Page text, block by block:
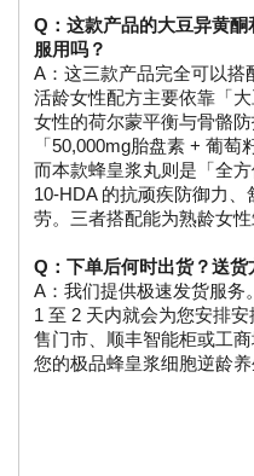
Q：这款产品的大豆异黄
服用吗？
A：这三款产品完全可以搭
活龄女性配方主要依靠「
女性的荷尔蒙平衡与骨骼
「50,000mg胎盘素 + 葡萄
而本款蜂皇浆丸则是「全
10-HDA 的抗顽疾防御力
劳。三者搭配能为熟龄女
Q：下单后何时出货？送货
A：我们提供极速发货服务
1 至 2 天内就会为您安排
售门市、顺丰智能柜或工
您的极品蜂皇浆细胞逆龄养